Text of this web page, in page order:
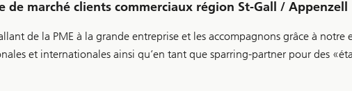
de marché clients commerciaux région St-Gall / Appenzell
de la PME à la grande entreprise et les accompagnons grâce à notre
et internationales ainsi qu’en tant que sparring-partner pour des